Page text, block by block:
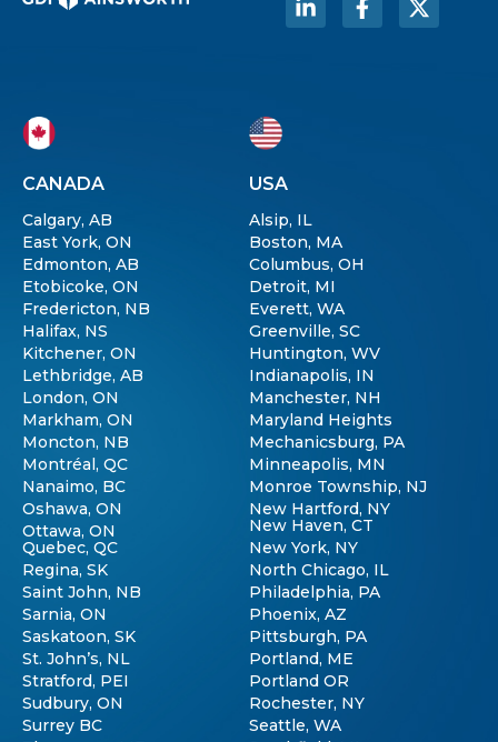
CANADA
Calgary, AB
East York, ON
Edmonton, AB
Etobicoke, ON
Fredericton, NB
Halifax, NS
Kitchener, ON
Lethbridge, AB
London, ON
Markham, ON
Moncton, NB
Montréal, QC
Nanaimo, BC
Oshawa, ON
Ottawa, ON
Quebec, QC
Regina, SK
Saint John, NB
Sarnia, ON
Saskatoon, SK
St. John’s, NL
Stratford, PEI
Sudbury, ON
Surrey BC
USA
Alsip, IL
Boston, MA
Columbus, OH
Detroit, MI
Everett, WA
Greenville, SC
Huntington, WV
Indianapolis, IN
Manchester, NH
Maryland Heights
Mechanicsburg, PA
Minneapolis, MN
Monroe Township, NJ
New Hartford, NY
New Haven, CT
New York, NY
North Chicago, IL
Philadelphia, PA
Phoenix, AZ
Pittsburgh, PA
Portland, ME
Portland OR
Rochester, NY
Seattle, WA